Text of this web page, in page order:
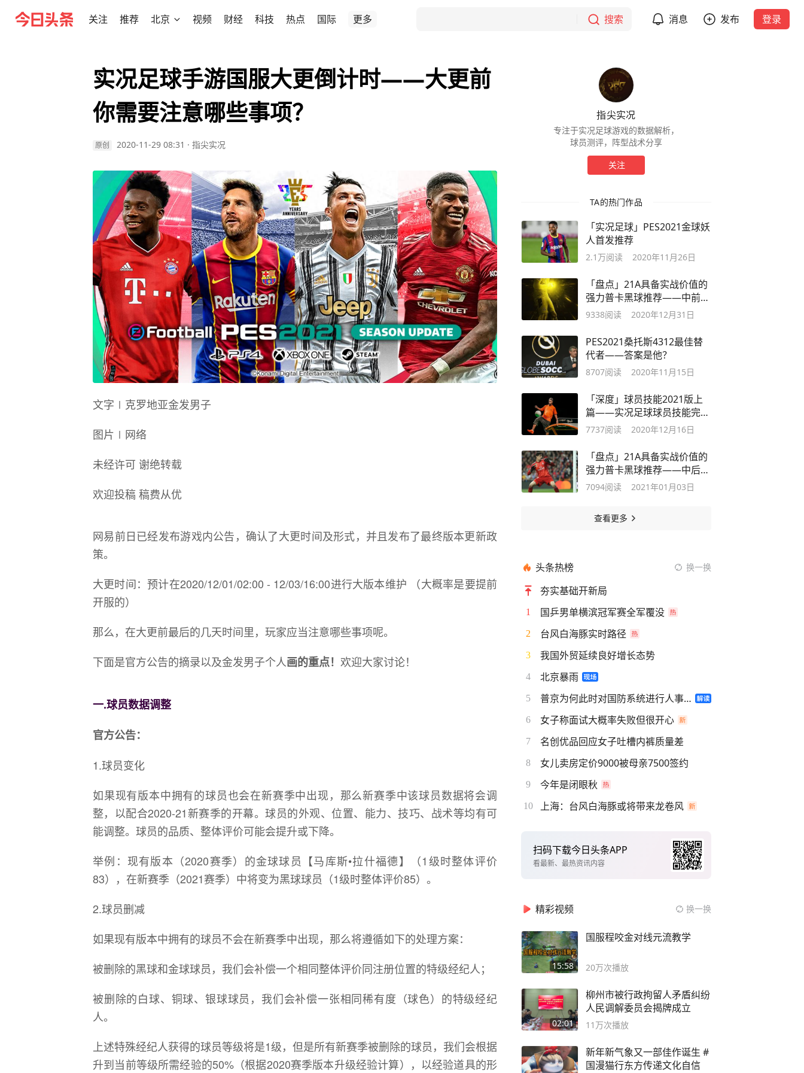
关注 推荐 北京 视频 财经 科技 热点 国际 更多 搜索 消息 发布 登录
实况足球手游国服大更倒计时——大更前
你需要注意哪些事项？
原创 2020-11-29 08:31 · 指尖实况
文字∣克罗地亚金发男子
图片∣网络
未经许可 谢绝转载
欢迎投稿 稿费从优
网易前日已经发布游戏内公告，确认了大更时间及形式，并且发布了最终版本更新政
策。
大更时间：预计在2020/12/01/02:00 - 12/03/16:00进行大版本维护 （大概率是要提前
开服的）
那么，在大更前最后的几天时间里，玩家应当注意哪些事项呢。
下面是官方公告的摘录以及金发男子个人画的重点！ 欢迎大家讨论！
一.球员数据调整
官方公告：
1.球员变化
如果现有版本中拥有的球员也会在新赛季中出现，那么新赛季中该球员数据将会调
整，以配合2020-21新赛季的开幕。球员的外观、位置、能力、技巧、战术等均有可
能调整。球员的品质、整体评价可能会提升或下降。
举例：现有版本（2020赛季）的金球球员【马库斯•拉什福德】（1级时整体评价
83），在新赛季（2021赛季）中将变为黑球球员（1级时整体评价85）。
2.球员删减
如果现有版本中拥有的球员不会在新赛季中出现，那么将遵循如下的处理方案：
被删除的黑球和金球球员，我们会补偿一个相同整体评价同注册位置的特级经纪人；
被删除的白球、铜球、银球球员，我们会补偿一张相同稀有度（球色）的特级经纪
人。
上述特殊经纪人获得的球员等级将是1级，但是所有新赛季被删除的球员，我们会根据
升到当前等级所需经验的50%（根据2020赛季版本升级经验计算），以经验道具的形
指尖实况
专注于实况足球游戏的数据解析，
球员测评，阵型战术分享
关注
TA的热门作品
「实况足球」PES2021金球妖
人首发推荐
2.1万阅读 2020年11月26日
「盘点」21A具备实战价值的
强力普卡黑球推荐——中前场
篇
9338阅读 2020年12月31日
PES2021桑托斯4312最佳替
代者——答案是他？
8707阅读 2020年11月15日
「深度」球员技能2021版上
篇——实况足球球员技能完全
解析
7737阅读 2020年12月16日
「盘点」21A具备实战价值的
强力普卡黑球推荐——中后场
篇
7094阅读 2021年01月03日
查看更多
头条热榜 换一换
夯实基础开新局
1 国乒男单横滨冠军赛全军覆没
2 台风白海豚实时路径
3 我国外贸延续良好增长态势
4 北京暴雨
5 普京为何此时对国防系统进行人事调整
6 女子称面试大概率失败但很开心
7 名创优品回应女子吐槽内裤质量差
8 女儿卖房定价9000被母亲7500签约
9 今年是闭眼秋
10 上海：台风白海豚或将带来龙卷风
扫码下载今日头条APP
看最新、最热资讯内容
精彩视频 换一换
15:58
国服程咬金对线元流教学
20万次播放
02:01
柳州市被行政拘留人矛盾纠纷
人民调解委员会揭牌成立
11万次播放
新年新气象又一部佳作诞生 #
国漫猫行东方传递文化自信